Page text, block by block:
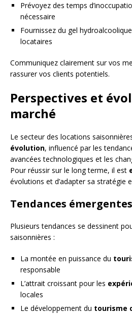
Prévoyez des temps
nécessaire
Fournissez du gel
locataires
Communiquez clairement sur vos
rassurer vos clients potentiels.
Perspectives et
marché
Le secteur des locations
évolution, influencé par les
avancées technologiques et les
Pour réussir sur le long terme, il est
évolutions et d’adapter sa stratégie
Tendances émergentes
Plusieurs tendances se dessinent
saisonnières :
La montée en puissance du
responsable
L’attrait croissant pour les
locales
Le développement du tourisme